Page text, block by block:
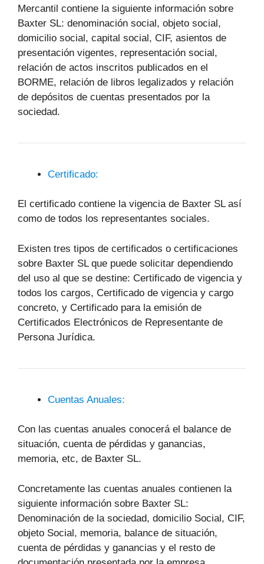
Mercantil contiene la siguiente información sobre
Baxter SL: denominación social, objeto social,
domicilio social, capital social, CIF, asientos de
presentación vigentes, representación social,
relación de actos inscritos publicados en el
BORME, relación de libros legalizados y relación
de depósitos de cuentas presentados por la
sociedad.
Certificado:
El certificado contiene la vigencia de Baxter SL así
como de todos los representantes sociales.
Existen tres tipos de certificados o certificaciones
sobre Baxter SL que puede solicitar dependiendo
del uso al que se destine: Certificado de vigencia y
todos los cargos, Certificado de vigencia y cargo
concreto, y Certificado para la emisión de
Certificados Electrónicos de Representante de
Persona Jurídica.
Cuentas Anuales:
Con las cuentas anuales conocerá el balance de
situación, cuenta de pérdidas y ganancias,
memoria, etc, de Baxter SL.
Concretamente las cuentas anuales contienen la
siguiente información sobre Baxter SL:
Denominación de la sociedad, domicilio Social, CIF,
objeto Social, memoria, balance de situación,
cuenta de pérdidas y ganancias y el resto de